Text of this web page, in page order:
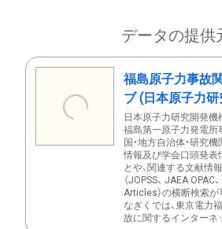
データの提供
福島原子力事故
ブ (日本原子力
日本原子力研究開発
福島第一原子力発電所
国・地方自治体・研究
情報及び学会口頭発表
とや、関連する文献情
（JOPSS、 JAEA OPAC
Articles）の横断検索が
なぎくでは、東京電力
故に関するインターネ